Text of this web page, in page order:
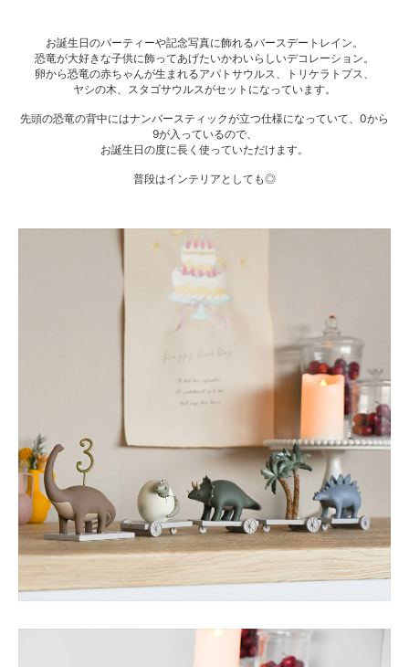
お誕生日のパーティーや記念写真に飾れるバースデートレイン。
恐竜が大好きな子供に飾ってあげたいかわいらしいデコレーション。
卵から恐竜の赤ちゃんが生まれるアパトサウルス、トリケラトプス、
ヤシの木、スタゴサウルスがセットになっています。
先頭の恐竜の背中にはナンバースティックが立つ仕様になっていて、0から
9が入っているので、
お誕生日の度に長く使っていただけます。
普段はインテリアとしても◎